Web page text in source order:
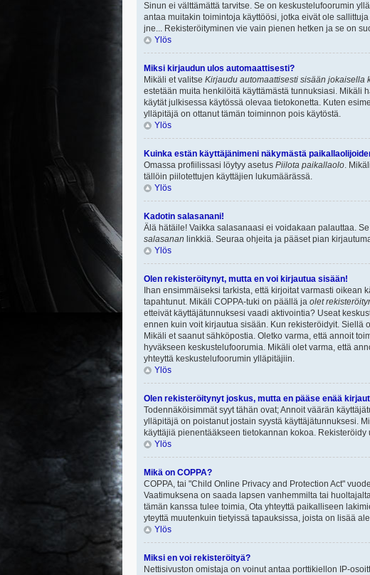
Sinun ei välttämättä tarvitse. Se on keskustelufoorumin
antaa muitakin toimintoja käyttöösi, jotka eivät ole
jne... Rekisteröityminen vie vain pienen hetken ja se on
Ylös
Miksi kirjaudun ulos automaattisesti?
Mikäli et valitse Kirjaudu automaattisesti sisään jokaisella
estetään muita henkilöitä käyttämästä tunnuksiasi. Mikäli
käytät julkisessa käytössä olevaa tietokonetta. Kuten
ylläpitäjä on ottanut tämän toiminnon pois käytöstä.
Ylös
Kuinka estän käyttäjänimeni näkymästä
Omassa profiilissasi löytyy asetus Piilota paikallaolo.
tällöin piilotettujen käyttäjien lukumäärässä.
Ylös
Kadotin salasanani!
Älä hätäile! Vaikka salasanaasi ei voidakaan palauttaa.
salasanan linkkiä. Seuraa ohjeita ja pääset pian
Ylös
Olen rekisteröitynyt, mutta en voi kirjautua sisään!
Ihan ensimmäiseksi tarkista, että kirjoitat varmasti
tapahtunut. Mikäli COPPA-tuki on päällä ja olet
etteivät käyttäjätunnuksesi vaadi aktivointia? Useat
ennen kuin voit kirjautua sisään. Kun rekisteröidyit.
Mikäli et saanut sähköpostia. Oletko varma, että annoit
hyväkseen keskustelufoorumia. Mikäli olet varma, että
yhteyttä keskustelufoorumin ylläpitäjiin.
Ylös
Olen rekisteröitynyt joskus, mutta en pääse enää
Todennäköisimmät syyt tähän ovat; Annoit väärän
ylläpitäjä on poistanut jostain syystä käyttäjätunnuksesi.
käyttäjiä pienentääkseen tietokannan kokoa.
Ylös
Mikä on COPPA?
COPPA, tai "Child Online Privacy and Protection Act"
Vaatimuksena on saada lapsen vanhemmilta tai
tämän kanssa tulee toimia, Ota yhteyttä paikalliseen
yteyttä muutenkuin tietyissä tapauksissa, joista on lisää
Ylös
Miksi en voi rekisteröityä?
Nettisivuston omistaja on voinut antaa porttikiellon IP-